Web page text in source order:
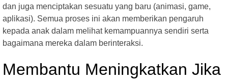
dan juga menciptakan sesuatu yang baru (animasi, game,
aplikasi). Semua proses ini akan memberikan pengaruh
kepada anak dalam melihat kemampuannya sendiri serta
bagaimana mereka dalam berinteraksi.
Membantu Meningkatkan Jika